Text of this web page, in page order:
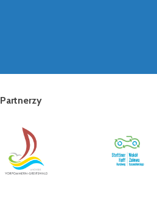
Partnerzy